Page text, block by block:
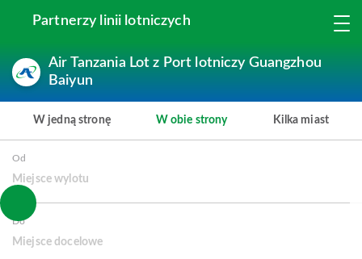
Partnerzy linii lotniczych
Air Tanzania Lot z Port lotniczy Guangzhou
Baiyun
W jedną stronę W obie strony Kilka miast
Od
Miejsce wylotu
Do
Miejsce docelowe